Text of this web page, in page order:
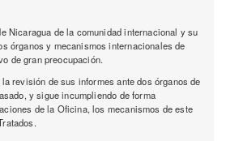
Nicaragua de la comunidad internacional y su
órganos y mecanismos internacionales de
de gran preocupación.
revisión de sus informes ante dos órganos de
y sigue incumpliendo de forma
de la Oficina, los mecanismos de este